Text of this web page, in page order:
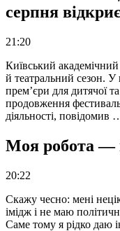
серпня
21:20
Київський
й театральний сезон. У
прем’єри для дитячої
продовження
діяльності, повідомив
Моя робота —
20:22
Скажу чесно: мені
імідж і не маю
Саме тому я рідко даю